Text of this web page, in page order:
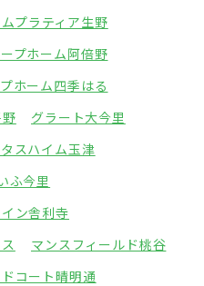
プラティア生野
プホーム阿倍野
ホーム四季はる
グラート大今里
スハイム玉津
ふ今里
ン舎利寺
マンスフィールド桃谷
コート晴明通